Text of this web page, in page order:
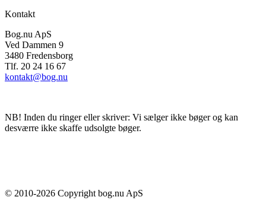
Kontakt
Bog.nu ApS
Ved Dammen 9
3480 Fredensborg
Tlf. 20 24 16 67
kontakt@bog.nu
NB! Inden du ringer eller skriver: Vi sælger ikke bøger og kan
desværre ikke skaffe udsolgte bøger.
© 2010-2026 Copyright bog.nu ApS